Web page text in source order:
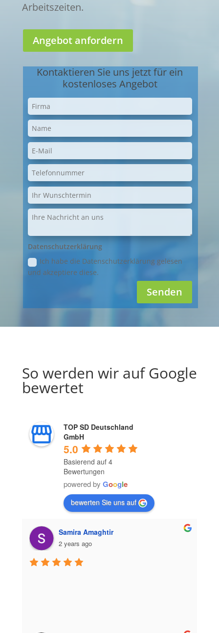
Arbeitszeiten.
Angebot anfordern
Kontaktieren Sie uns jetzt für ein
kostenloses Angebot
Datenschutzerklärung
Ich habe die Datenschutzerklärung gelesen
und akzeptiere diese.
Senden
So werden wir auf Google
bewertet
TOP SD Deutschland
GmbH
5.0
Basierend auf 4
Bewertungen
powered by Google
bewerten Sie uns auf
Samira Amaghtir
2 years ago